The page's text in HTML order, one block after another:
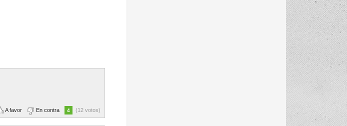
A favor En contra 4 (12 votos)